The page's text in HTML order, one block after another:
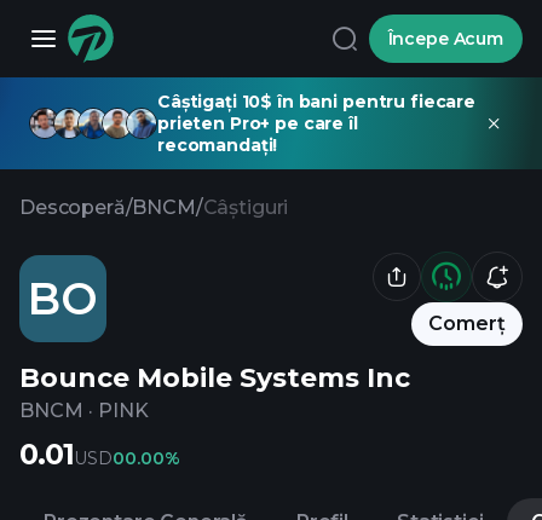
Începe Acum
Câștigați 10$ în bani pentru fiecare
prieten Pro+ pe care îl
recomandați!
Descoperă/BNCM/Câștiguri
BO Comerț
Bounce Mobile Systems Inc
BNCM · PINK
0.01USD00.00%